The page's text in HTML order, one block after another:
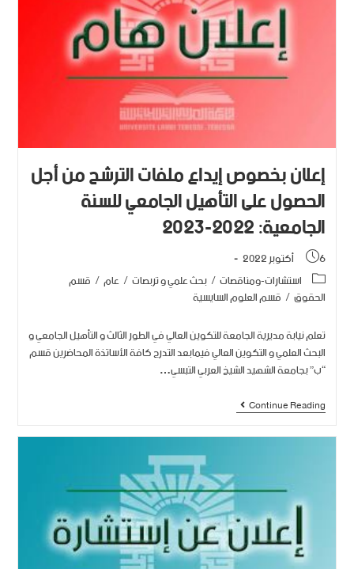
إعلان بخصوص إيداع ملفات الترشح من أجل
الحصول على التأهيل الجامعي للسنة
الجامعية: 2022-2023
6 أكتوبر 2022
استشارات-ومناقصات/بحث علمي و تربصات/عام/ قسم
الحقوق/ قسم العلوم السايسية
تعلم نيابة مديرية الجامعة للتكوين العالي في الطور الثالث و التأهيل الجامعي و
البحث العلمي و التكوين العالي فيمابعد التدرج كافة الأساتذة المحاضرين قسم
“ب” بجامعة الشهيد الشيخ العربي التبسي…
Continue Reading